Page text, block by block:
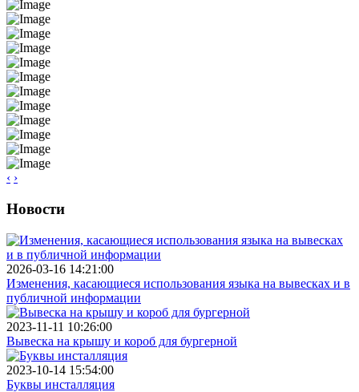
‹ ›
Новости
2026-03-16 14:21:00
Изменения, касающиеся использования языка на вывесках и в
публичной информации
2023-11-11 10:26:00
Вывеска на крышу и короб для бургерной
2023-10-14 15:54:00
Буквы инсталляция